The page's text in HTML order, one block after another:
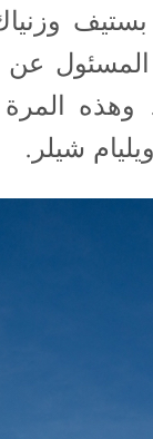
بستيف
وهذه
شيلر.